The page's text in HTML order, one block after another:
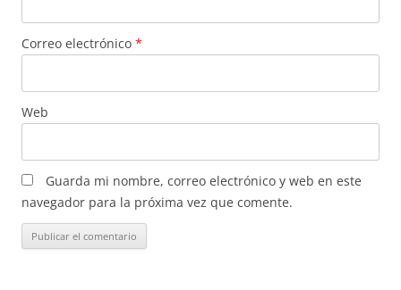
Correo electrónico *
Web
Guarda mi nombre, correo electrónico y web en este
navegador para la próxima vez que comente.